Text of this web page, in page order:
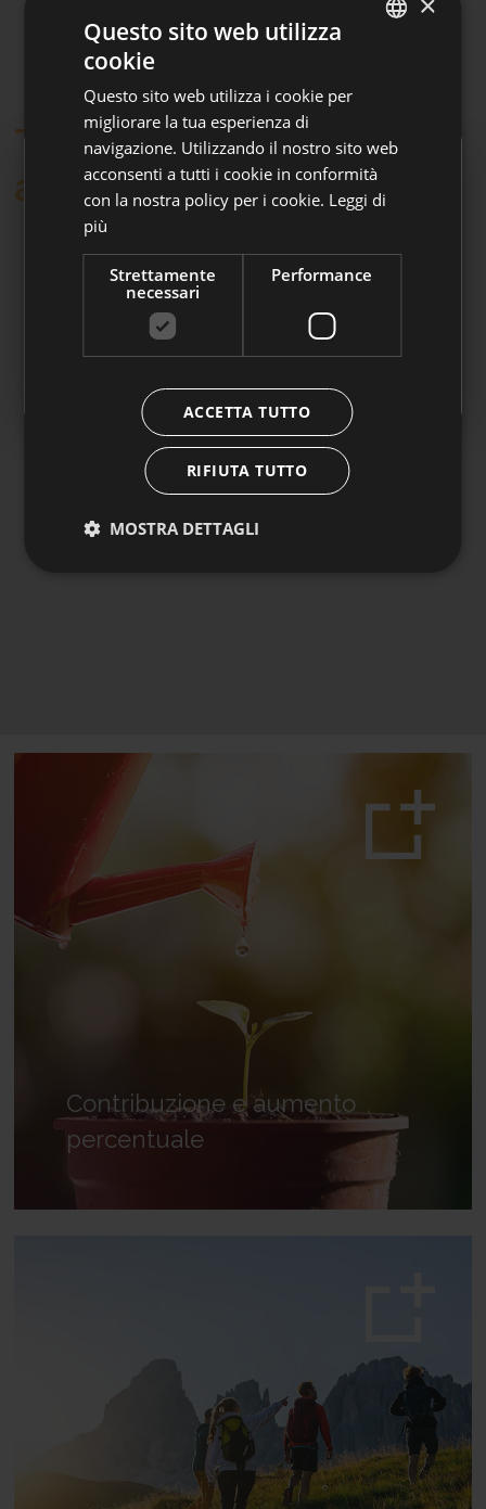
Ti potrebbe interessare
anche.
Contribuzione e aumento
percentuale
Adesioni automatiche
A partire dal 1° luglio 2026 Laborfonds può
accogliere le adesioni automatiche dei
dipendenti del settore privato.
Questo sito web utilizza
cookie
Questo sito web utilizza i cookie per
migliorare la tua esperienza di
navigazione. Utilizzando il nostro sito web
acconsenti a tutti i cookie in conformità
con la nostra policy per i cookie. Leggi di
più
Strettamente
necessari
Performance
ACCETTA TUTTO
RIFIUTA TUTTO
MOSTRA DETTAGLI